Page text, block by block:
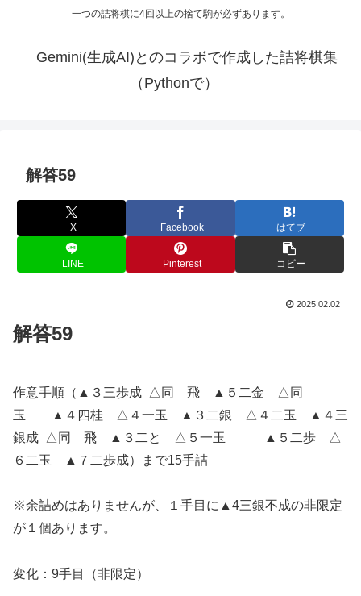
一つの詰将棋に4回以上の捨て駒が必ずあります。
Gemini(生成AI)とのコラボで作成した詰将棋集
（Pythonで）
解答59
X Facebook はてブ
LINE Pinterest コピー
2025.02.02
解答59
作意手順（▲３三歩成 △同 飛 ▲５二金 △同
玉 ▲４四桂 △４一玉 ▲３二銀 △４二玉 ▲４三
銀成 △同 飛 ▲３二と △５一玉 ▲５二歩 △
６二玉 ▲７二歩成）まで15手詰
※余詰めはありませんが、１手目に▲4三銀不成の非限定
が１個あります。
変化：9手目（非限定）